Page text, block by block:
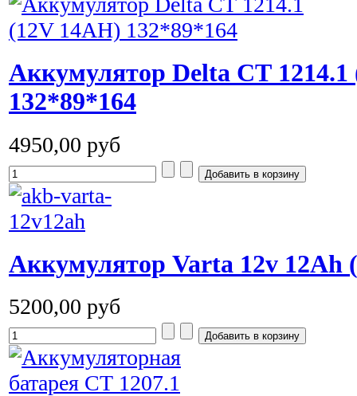
Аккумулятор Delta СТ 1214.1
132*89*164
4950,00 руб
Аккумулятор Varta 12v 12Ah
5200,00 руб